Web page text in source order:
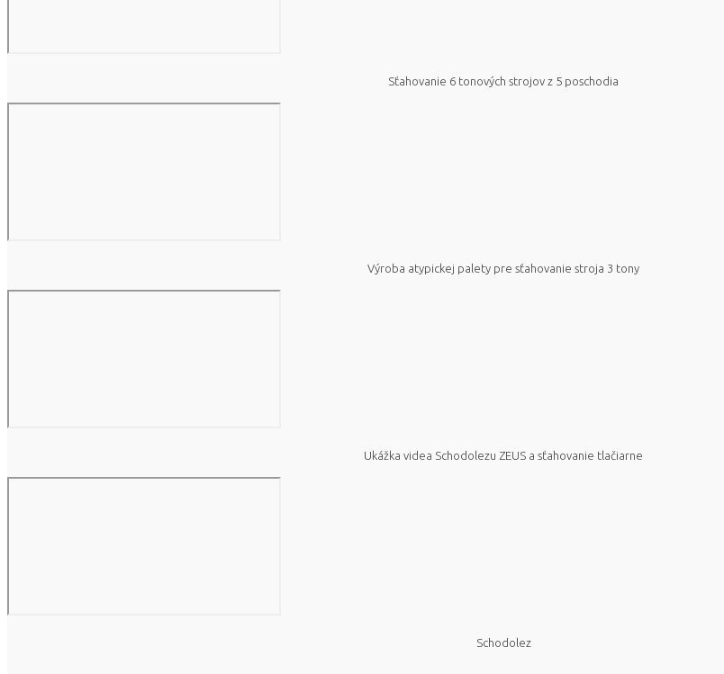
Sťahovanie 6 tonových strojov z 5 poschodia
Výroba atypickej palety pre sťahovanie stroja 3 tony
Ukážka videa Schodolezu ZEUS a sťahovanie tlačiarne
Schodolez